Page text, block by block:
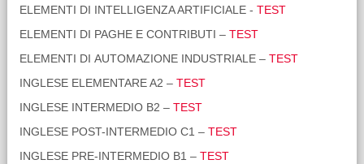
ELEMENTI DI INTELLIGENZA ARTIFICIALE - TEST
ELEMENTI DI PAGHE E CONTRIBUTI – TEST
ELEMENTI DI AUTOMAZIONE INDUSTRIALE – TEST
INGLESE ELEMENTARE A2 – TEST
INGLESE INTERMEDIO B2 – TEST
INGLESE POST-INTERMEDIO C1 – TEST
INGLESE PRE-INTERMEDIO B1 – TEST